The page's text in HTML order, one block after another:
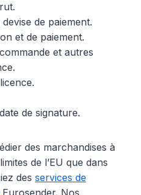
de paiement.
et de paiement.
et autres
de signature.
des marchandises à
de l’EU que dans
des services de